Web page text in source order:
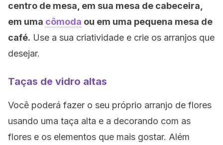
centro de mesa, em sua mesa de cabeceira,
em uma cômoda ou em uma pequena mesa de
café. Use a sua criatividade e crie os arranjos que
desejar.
Taças de vidro altas
Você poderá fazer o seu próprio arranjo de flores
usando uma taça alta e a decorando com as
flores e os elementos que mais gostar. Além